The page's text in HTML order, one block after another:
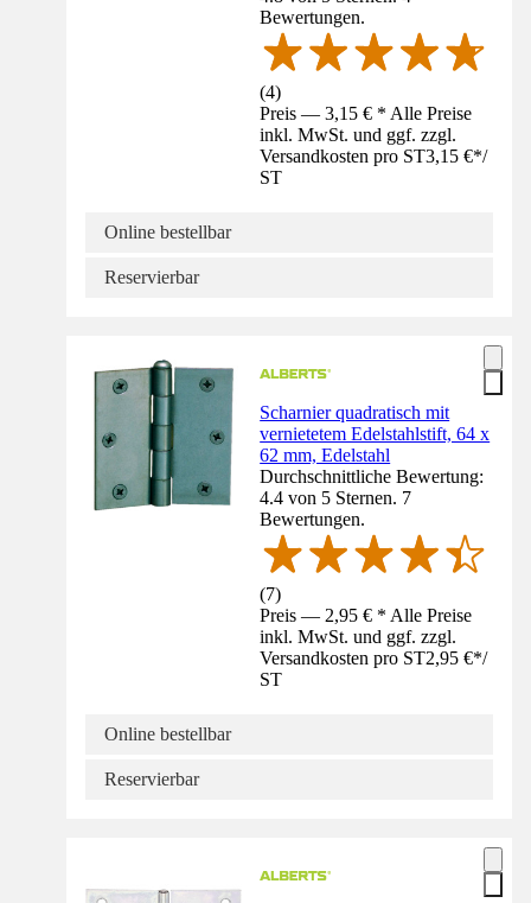
Bewertungen.
(4)
Preis — 3,15 € * Alle Preise
inkl. MwSt. und ggf. zzgl.
Versandkosten pro ST3,15 €*/
ST
Online bestellbar
Reservierbar
Scharnier quadratisch mit
vernietetem Edelstahlstift, 64 x
62 mm, Edelstahl
Durchschnittliche Bewertung:
4.4 von 5 Sternen. 7
Bewertungen.
(7)
Preis — 2,95 € * Alle Preise
inkl. MwSt. und ggf. zzgl.
Versandkosten pro ST2,95 €*/
ST
Online bestellbar
Reservierbar